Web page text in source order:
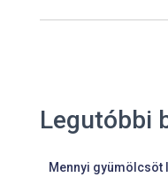
Legutóbbi
Mennyi gyümölcsöt